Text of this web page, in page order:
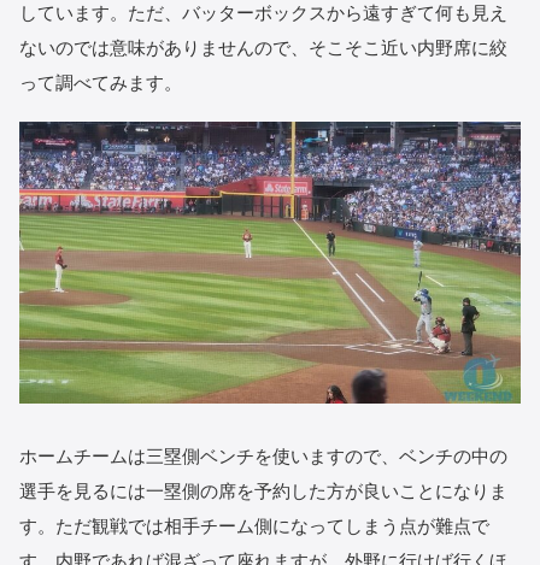
しています。ただ、バッターボックスから遠すぎて何も見え
ないのでは意味がありませんので、そこそこ近い内野席に絞
って調べてみます。
ホームチームは三塁側ベンチを使いますので、ベンチの中の
選手を見るには一塁側の席を予約した方が良いことになりま
す。ただ観戦では相手チーム側になってしまう点が難点で
す。内野であれば混ざって座れますが、外野に行けば行くほ